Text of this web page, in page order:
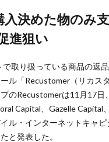
進狙い
取り扱っている商品の返
ル「Recustomer（リカス
のRecustomerは11月17日
Capital、Gazelle Capital
ル・インターネットキャ
と発表した。